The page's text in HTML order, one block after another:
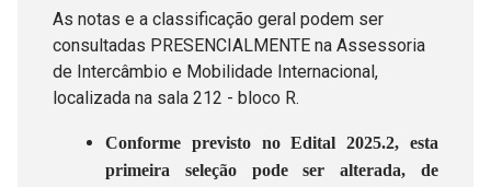
As notas e a classificação geral podem ser
consultadas PRESENCIALMENTE na Assessoria
de Intercâmbio e Mobilidade Internacional,
localizada na sala 212 - bloco R.
Conforme previsto no Edital 2025.2, esta
primeira seleção pode ser alterada, de